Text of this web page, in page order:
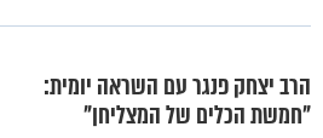
הרב יצחק פנגר עם השראה יומית:
"חמשת הכלים של המצליחן"